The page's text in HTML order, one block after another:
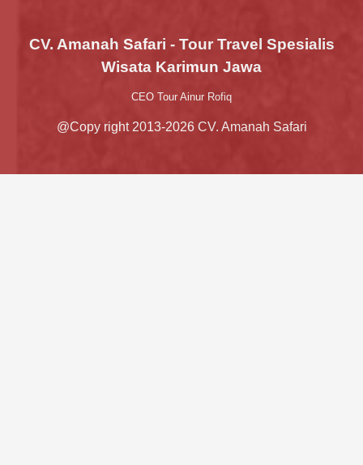
CV. Amanah Safari - Tour Travel Spesialis
Wisata Karimun Jawa
CEO Tour Ainur Rofiq
@Copy right 2013-2026 CV. Amanah Safari